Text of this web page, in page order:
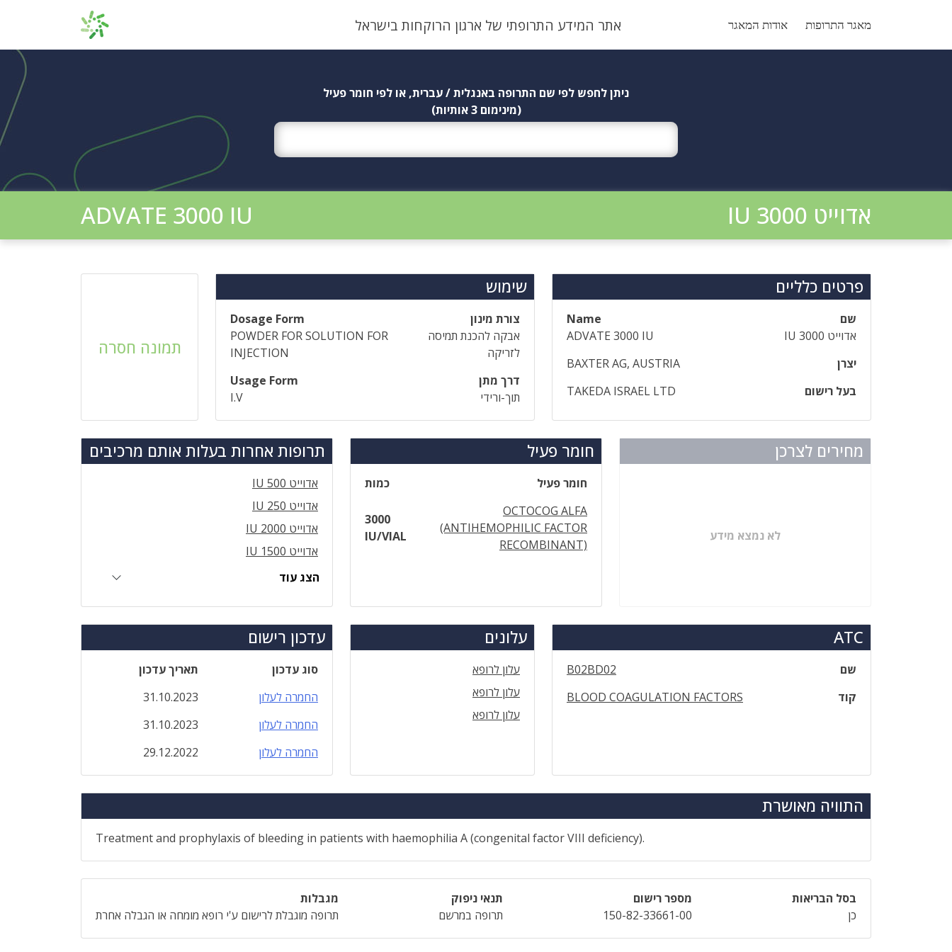
מאגר התרופות אודות המאגר אתר המידע התרופתי של ארגון הרוקחות בישראל
ניתן לחפש לפי שם התרופה באנגלית / עברית, או לפי חומר פעיל
(מינימום 3 אותיות)
אדוייט IU 3000 ADVATE 3000 IU
פרטים כלליים
שם
Name
אדוייט IU 3000
ADVATE 3000 IU
יצרן
BAXTER AG, AUSTRIA
בעל רישום
TAKEDA ISRAEL LTD
שימוש
צורת מינון
Dosage Form
אבקה להכנת תמיסה
לזריקה
POWDER FOR SOLUTION FOR
INJECTION
דרך מתן
Usage Form
תוך-ורידי
I.V
תמונה חסרה
מחירים לצרכן
לא נמצא מידע
חומר פעיל
חומר פעיל
כמות
OCTOCOG ALFA
(ANTIHEMOPHILIC FACTOR
RECOMBINANT)
3000
IU/VIAL
תרופות אחרות בעלות אותם מרכיבים
אדוייט IU 500
אדוייט IU 250
אדוייט IU 2000
אדוייט IU 1500
הצג עוד
ATC
שם
B02BD02
קוד
BLOOD COAGULATION FACTORS
עלונים
עלון לרופא
עלון לרופא
עלון לרופא
עדכון רישום
סוג עדכון
תאריך עדכון
החמרה לעלון
31.10.2023
החמרה לעלון
31.10.2023
החמרה לעלון
29.12.2022
התוויה מאושרת
Treatment and prophylaxis of bleeding in patients with haemophilia A (congenital factor VIII deficiency).
בסל הבריאות
כן
מספר רישום
150-82-33661-00
תנאי ניפוק
תרופה במרשם
מגבלות
תרופה מוגבלת לרישום ע'י רופא מומחה או הגבלה אחרת